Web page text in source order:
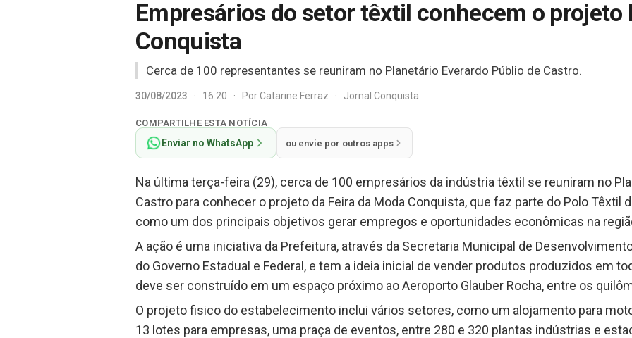
Empresários do setor têxtil conhecem o projeto
Conquista
Cerca de 100 representantes se reuniram no Planetário Everardo Públio de Castro.
30/08/2023 · 16:20 · PorCatarine Ferraz · Jornal Conquista
COMPARTILHE ESTA NOTÍCIA
Enviar no WhatsApp ou envie por outros apps
Na última terça-feira (29), cerca de 100 empresários da indústria têxtil se reuniram no
Castro para conhecer o projeto da Feira da Moda Conquista, que faz parte do Polo Têxtil
como um dos principais objetivos gerar empregos e oportunidades econômicas na
A ação é uma iniciativa da Prefeitura, através da Secretaria Municipal de
do Governo Estadual e Federal, e tem a ideia inicial de vender produtos produzidos em
deve ser construído em um espaço próximo ao Aeroporto Glauber Rocha, entre os
O projeto fisico do estabelecimento inclui vários setores, como um alojamento para
13 lotes para empresas, uma praça de eventos, entre 280 e 320 plantas indústrias e